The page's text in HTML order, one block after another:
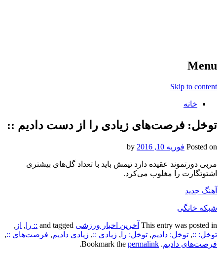
Menu
Skip to content
خانه
توخل: فرصت‌های زیادی را از دست دادیم ::
Posted on فوریه 10, 2016
مربی دورتموند عقیده دارد تیمش باید با تعداد گل‌های بیشتری
اشتوتگارت را مغلوب می‌کرد.
آهنگ جدید
شبکه خانگی
This entry was posted in آخرین اخبار ورزشی :: را , از ,
توخل: ::, توخل: دادیم, توخل: را , زیادی ::, زیادی دادیم, فرصت‌های ::,
فرصت‌های دادیم. Bookmark the
permalink
.